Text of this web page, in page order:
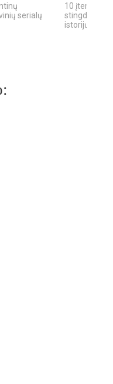
serialų
10 įtemptų,
stingdančių
istorijų